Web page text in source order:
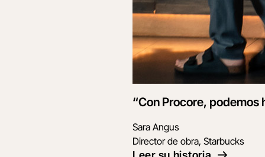
“Con Procore,
Sara Angus
Director de obra, Starbucks